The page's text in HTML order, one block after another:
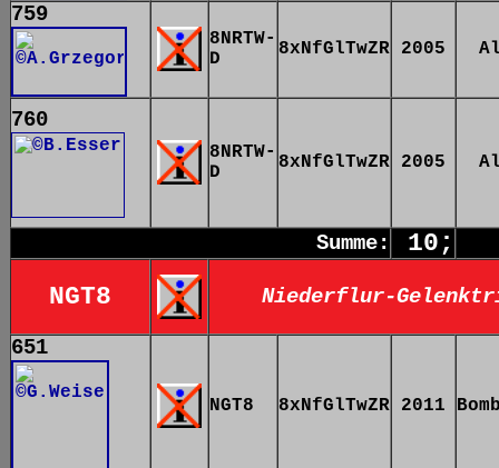
759
8NRTW-
D
8xNfGlTwZR 2005
760
8NRTW-
D
8xNfGlTwZR 2005
Summe:
10;
NGT8
Niederflur-
651
NGT8 8xNfGlTwZR 2011